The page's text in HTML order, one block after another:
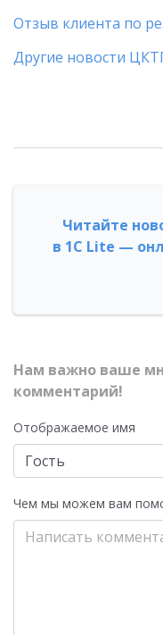
Отзыв клиента по
Другие новости
Читайте
в 1С Lite —
Нам важно ваше
комментарий!
Отображаемое имя
Чем мы можем вам